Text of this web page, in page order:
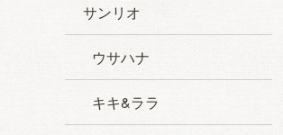
サンリオ
ウサハナ
キキ&ララ